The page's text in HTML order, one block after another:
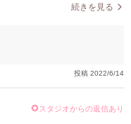
続きを見る
投稿 2022/6/14
スタジオからの返信あり